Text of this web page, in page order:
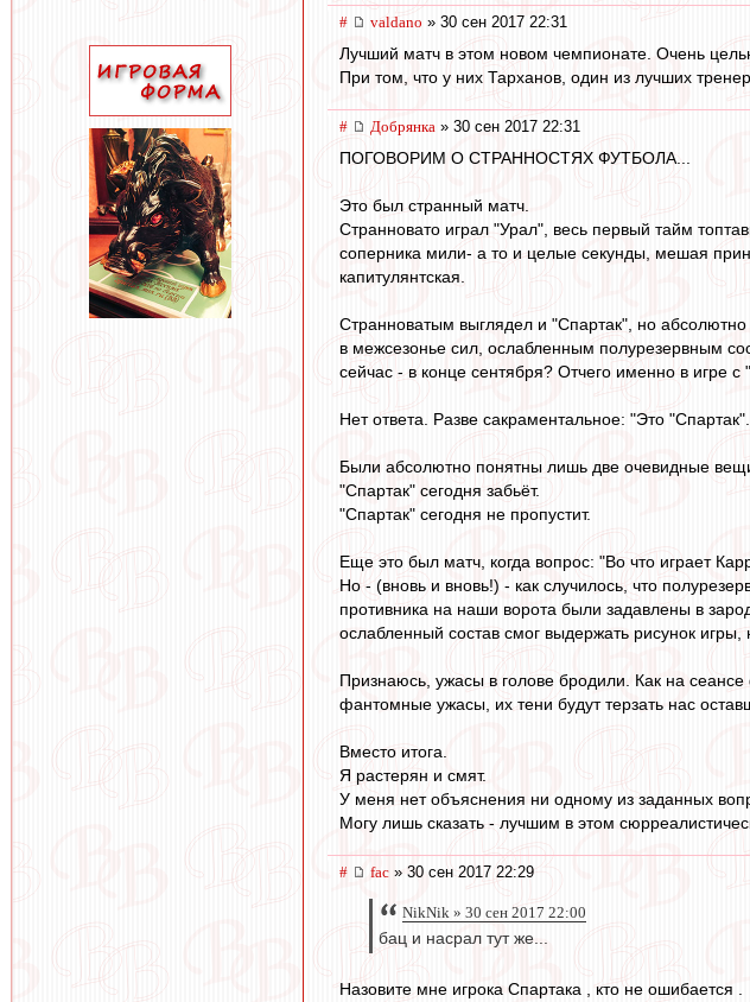
# valdano » 30 сен 2017 22:31
Лучший матч в этом новом чемпионате. Очень
При том, что у них Тарханов, один из лучших
# Добрянка » 30 сен 2017 22:31
ПОГОВОРИМ О СТРАННОСТЯХ ФУТБОЛА...
Это был странный матч.
Странновато играл "Урал", весь первый тайм
соперника мили- а то и целые секунды, мешая
капитулянтская.
Странноватым выглядел и "Спартак", но
в межсезонье сил, ослабленным полурезервным
сейчас - в конце сентября? Отчего именно в игре
Нет ответа. Разве сакраментальное: "Это
Были абсолютно понятны лишь две очевидные
"Спартак" сегодня забьёт.
"Спартак" сегодня не пропустит.
Еще это был матч, когда вопрос: "Во что играет
Но - (вновь и вновь!) - как случилось, что
противника на наши ворота были задавлены в
ослабленный состав смог выдержать рисунок
Признаюсь, ужасы в голове бродили. Как на
фантомные ужасы, их тени будут терзать нас
Вместо итога.
Я растерян и смят.
У меня нет объяснения ни одному из заданных
Могу лишь сказать - лучшим в этом
# fac » 30 сен 2017 22:29
NikNik » 30 сен 2017 22:00
бац и насрал тут же...
Назовите мне игрока Спартака , кто не ошибается .